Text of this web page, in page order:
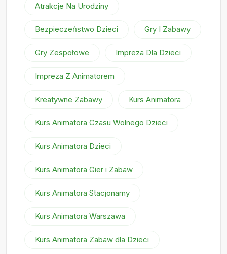
Atrakcje Na Urodziny
Bezpieczeństwo Dzieci Gry I Zabawy
Gry Zespołowe Impreza Dla Dzieci
Impreza Z Animatorem
Kreatywne Zabawy Kurs Animatora
Kurs Animatora Czasu Wolnego Dzieci
Kurs Animatora Dzieci
Kurs Animatora Gier i Zabaw
Kurs Animatora Stacjonarny
Kurs Animatora Warszawa
Kurs Animatora Zabaw dla Dzieci